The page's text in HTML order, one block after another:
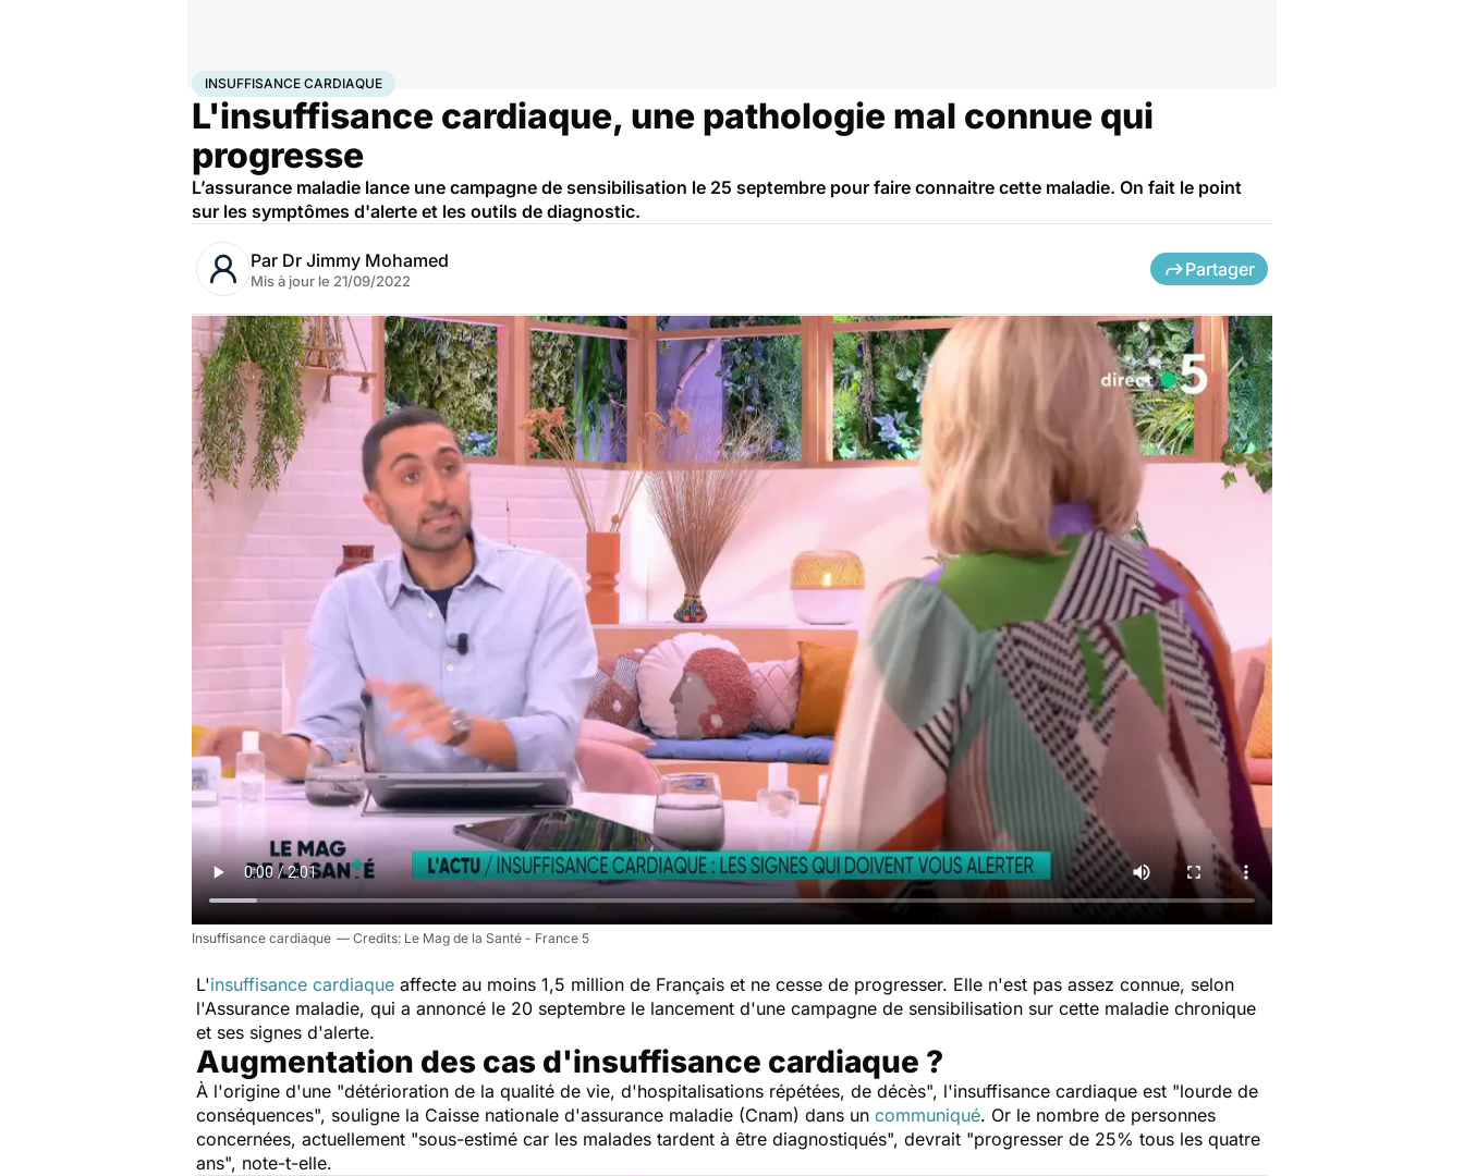
AccueilSantéMaladiesMaladies cardiaques
INSUFFISANCE CARDIAQUE
L'insuffisance cardiaque, une pathologie mal connue qui
progresse
L’assurance maladie lance une campagne de sensibilisation le 25 septembre pour faire connaitre cette maladie. On fait le point
sur les symptômes d'alerte et les outils de diagnostic.
Par Dr Jimmy Mohamed
Mis à jour le 21/09/2022
Partager
Insuffisance cardiaque Le Mag de la Santé - France 5
L'insuffisance cardiaque affecte au moins 1,5 million de Français et ne cesse de progresser. Elle n'est pas assez connue, selon
l'Assurance maladie, qui a annoncé le 20 septembre le lancement d'une campagne de sensibilisation sur cette maladie chronique
et ses signes d'alerte.
Augmentation des cas d'insuffisance cardiaque ?
À l'origine d'une "détérioration de la qualité de vie, d'hospitalisations répétées, de décès", l'insuffisance cardiaque est "lourde de
conséquences", souligne la Caisse nationale d'assurance maladie (Cnam) dans un communiqué. Or le nombre de personnes
concernées, actuellement "sous-estimé car les malades tardent à être diagnostiqués", devrait "progresser de 25% tous les quatre
ans", note-t-elle.